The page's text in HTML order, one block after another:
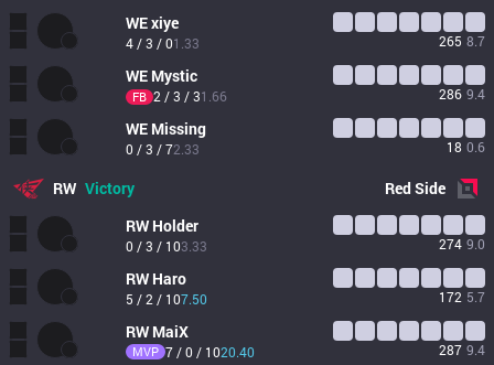
WExiye
4 / 3 / 01.33 265 8.7
WE Mystic
FB 2 / 3 / 31.66 286 9.4
WE Missing
0 / 3 / 72.33 18 0.6
RW Victory RedSide
RW Holder
0 / 3 / 103.33 274 9.0
RW Haro
5 / 2 / 107.50 172 5.7
RW MaiX
MVP 7 / 0 / 1020.40 287 9.4